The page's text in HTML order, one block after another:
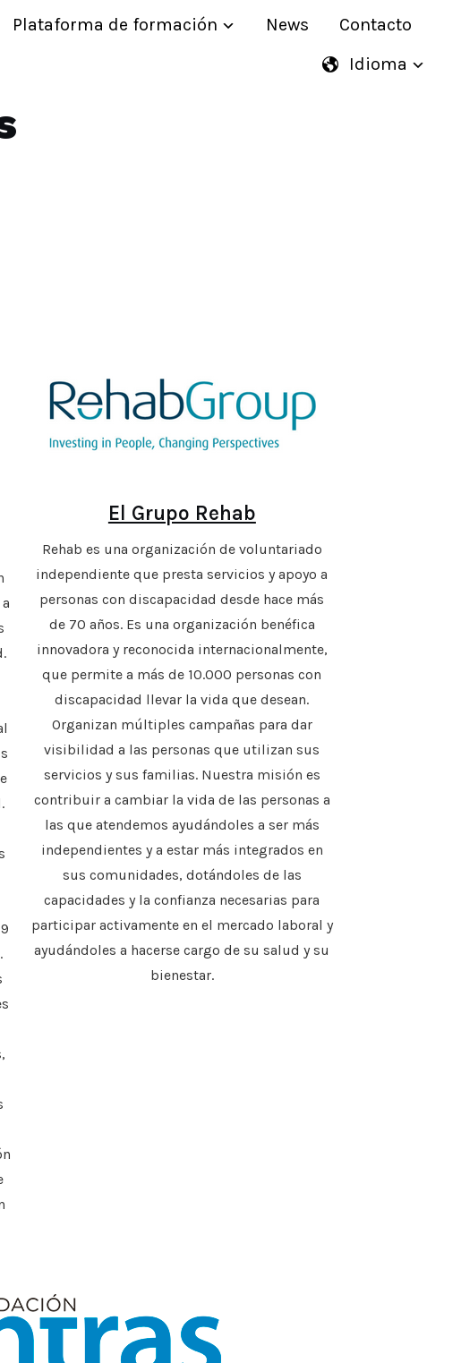
Plataforma de formación News
Contacto
Idioma
El Grupo Rehab
Rehab es una organización de voluntariado
independiente que presta servicios y apoyo a
personas con discapacidad desde hace más
de 70 años. Es una organización benéfica
innovadora y reconocida internacionalmente,
que permite a más de 10.000 personas con
discapacidad llevar la vida que desean.
Organizan múltiples campañas para dar
visibilidad a las personas que utilizan sus
servicios y sus familias. Nuestra misión es
contribuir a cambiar la vida de las personas a
las que atendemos ayudándoles a ser más
independientes y a estar más integrados en
sus comunidades, dotándoles de las
capacidades y la confianza necesarias para
participar activamente en el mercado laboral y
ayudándoles a hacerse cargo de su salud y su
bienestar.